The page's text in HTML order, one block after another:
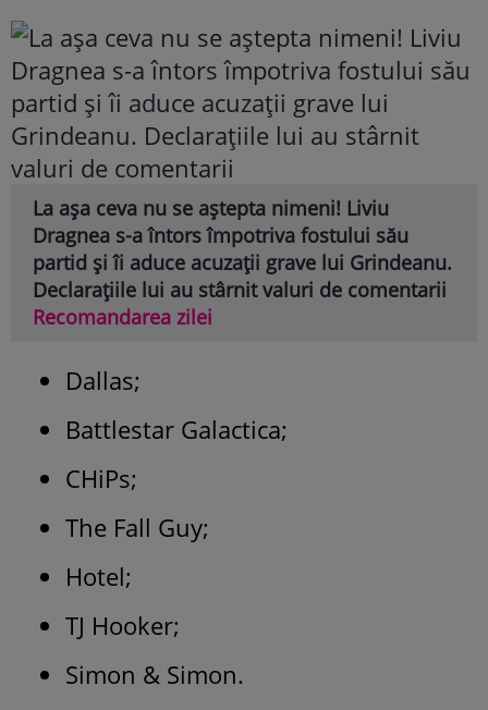
La așa ceva nu se aștepta nimeni! Liviu
Dragnea s-a întors împotriva fostului său
partid și îi aduce acuzații grave lui Grindeanu.
Declarațiile lui au stârnit valuri de comentarii
Recomandarea zilei
Dallas;
Battlestar Galactica;
CHiPs;
The Fall Guy;
Hotel;
TJ Hooker;
Simon & Simon.